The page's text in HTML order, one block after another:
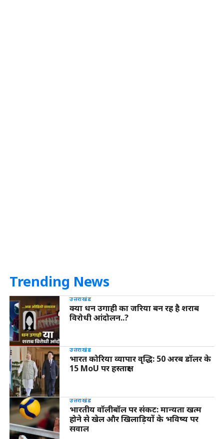
Trending News
उत्तराखंड
क्या धन उगाही का जरिया बन रह है शराब
विरोधी आंदोलन..?
उत्तराखंड
भारत कोरिया व्यापार वृद्धि: 50 अरब डॉलर के
15 MoU पर हस्ताक्षर
उत्तराखंड
भारतीय वॉलीबॉल पर संकट: मान्यता खत्म
होने से खेल और खिलाड़ियों के भविष्य पर
सवाल